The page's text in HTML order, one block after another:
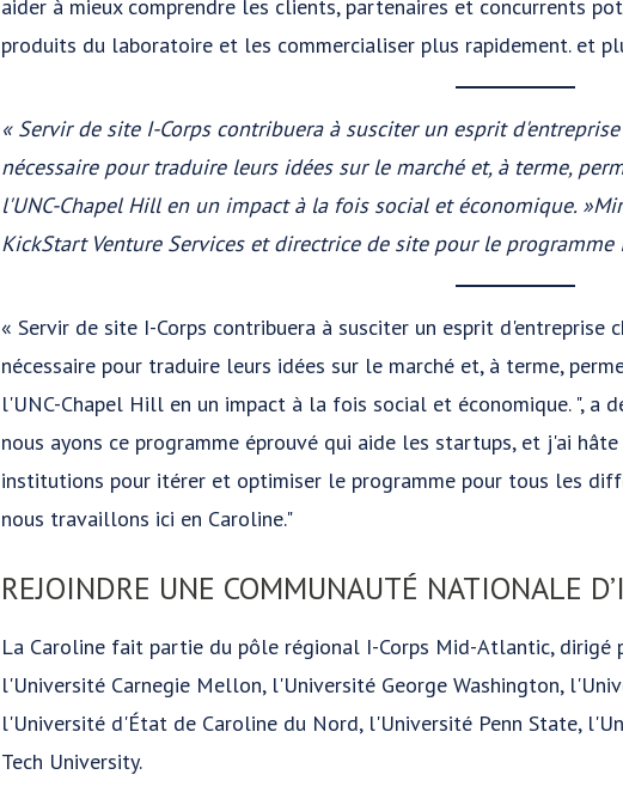
aider à mieux comprendre les clients, partenaires et concurrents
produits du laboratoire et les commercialiser plus rapidement. et
« Servir de site I-Corps contribuera à susciter un esprit
nécessaire pour traduire leurs idées sur le marché et, à terme,
l'UNC-Chapel Hill en un impact à la fois social et économique. »
KickStart Venture Services et directrice de site pour le programme
« Servir de site I-Corps contribuera à susciter un esprit d'entreprise
nécessaire pour traduire leurs idées sur le marché et, à terme,
l'UNC-Chapel Hill en un impact à la fois social et économique. ", a
nous ayons ce programme éprouvé qui aide les startups, et j'ai
institutions pour itérer et optimiser le programme pour tous les
nous travaillons ici en Caroline."
REJOINDRE UNE COMMUNAUTÉ NATIONALE
La Caroline fait partie du pôle régional I-Corps Mid-Atlantic, dirigé
l'Université Carnegie Mellon, l'Université George Washington,
l'Université d'État de Caroline du Nord, l'Université Penn State,
Tech University.